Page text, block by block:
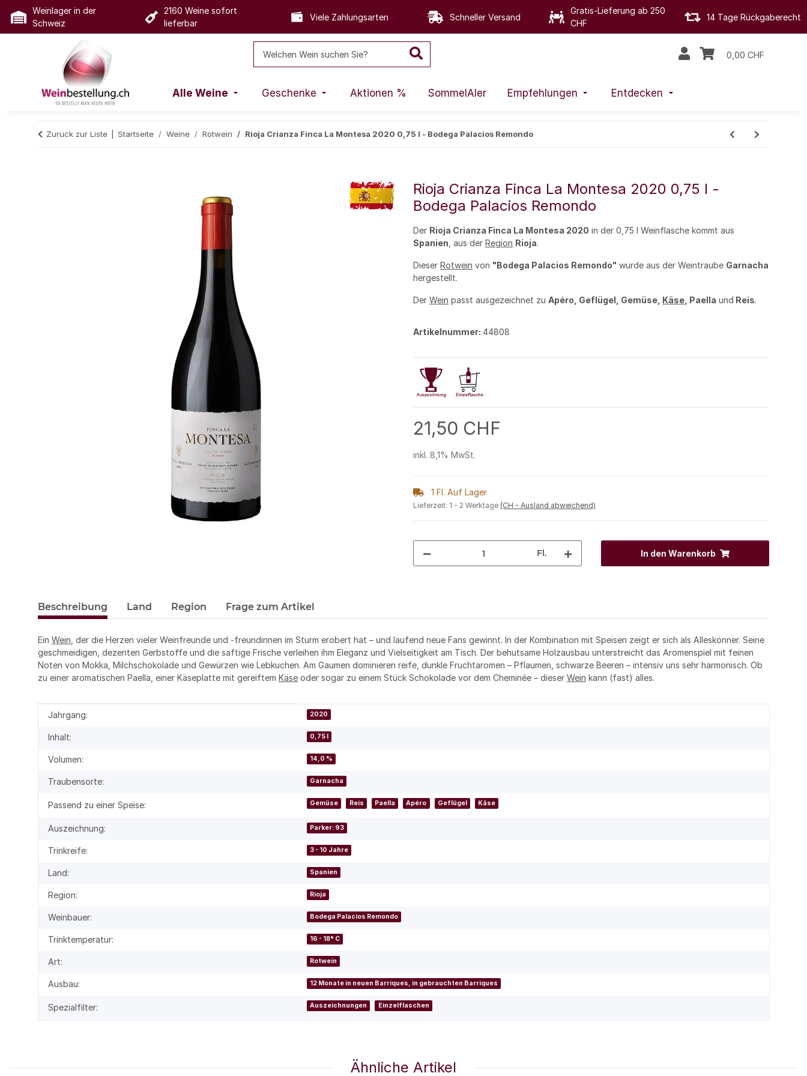
Weinlager in der
Schweiz
2160 Weine sofort
lieferbar
Viele Zahlungsarten Schneller Versand
Gratis-Lieferung ab 250
CHF
14 Tage Rückgaberecht
0,00 CHF
Alle Weine Geschenke Aktionen % SommelAIer Empfehlungen Entdecken
Zurück zur Liste Startseite Weine Rotwein Rioja Crianza Finca La Montesa 2020 0,75 l - Bodega Palacios Remondo
Rioja Crianza Finca La Montesa 2020 0,75 l -
Bodega Palacios Remondo
Der Rioja Crianza Finca La Montesa 2020 in der 0,75 l Weinflasche kommt aus
Spanien , aus der Region Rioja.
Dieser Rotwein von "Bodega Palacios Remondo" wurde aus der Weintraube Garnacha
hergestellt.
Der Wein passt ausgezeichnet zu Apéro, Geflügel, Gemüse, Käse , Paella und Reis.
Artikelnummer: 44808
21,50 CHF
inkl. 8,1% MwSt.
1 Fl. Auf Lager
Lieferzeit: 1 - 2 Werktage (CH - Ausland abweichend)
Fl. In den Warenkorb
Beschreibung Land Region Frage zum Artikel
Ein Wein , der die Herzen vieler Weinfreunde und -freundinnen im Sturm erobert hat – und laufend neue Fans gewinnt. In der Kombination mit Speisen zeigt er sich als Alleskönner. Seine
geschmeidigen, dezenten Gerbstoffe und die saftige Frische verleihen ihm Eleganz und Vielseitigkeit am Tisch. Der behutsame Holzausbau unterstreicht das Aromenspiel mit feinen
Noten von Mokka, Milchschokolade und Gewürzen wie Lebkuchen. Am Gaumen dominieren reife, dunkle Fruchtaromen – Pflaumen, schwarze Beeren – intensiv uns sehr harmonisch. Ob
zu einer aromatischen Paella, einer Käseplatte mit gereiftem Käse oder sogar zu einem Stück Schokolade vor dem Cheminée – dieser Wein kann (fast) alles.
Produkteigenschaft
Wert
Jahrgang: 2020
Inhalt: 0,75 l
Volumen: 14,0 %
Traubensorte: Garnacha
Passend zu einer Speise: Gemüse Reis Paella Apéro Geflügel Käse
Auszeichnung: Parker: 93
Trinkreife: 3 - 10 Jahre
Land: Spanien
Region: Rioja
Weinbauer: Bodega Palacios Remondo
Trinktemperatur: 16 - 18° C
Art: Rotwein
Ausbau: 12 Monate in neuen Barriques, in gebrauchten Barriques
Spezialfilter: Auszeichnungen Einzelflaschen
Ähnliche Artikel